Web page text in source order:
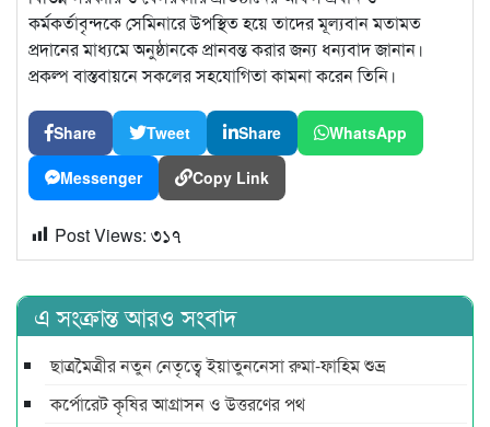
কর্মকর্তাবৃন্দকে সেমিনারে উপস্থিত হয়ে তাদের মূল্যবান মতামত
প্রদানের মাধ্যমে অনুষ্ঠানকে প্রানবন্ত করার জন্য ধন্যবাদ জানান।
প্রকল্প বাস্তবায়নে সকলের সহযোগিতা কামনা করেন তিনি।
Share Tweet Share WhatsApp
Messenger Copy Link
Post Views: ৩১৭
এ সংক্রান্ত আরও সংবাদ
ছাত্রমৈত্রীর নতুন নেতৃত্বে ইয়াতুননেসা রুমা-ফাহিম শুভ্র
কর্পোরেট কৃষির আগ্রাসন ও উত্তরণের পথ